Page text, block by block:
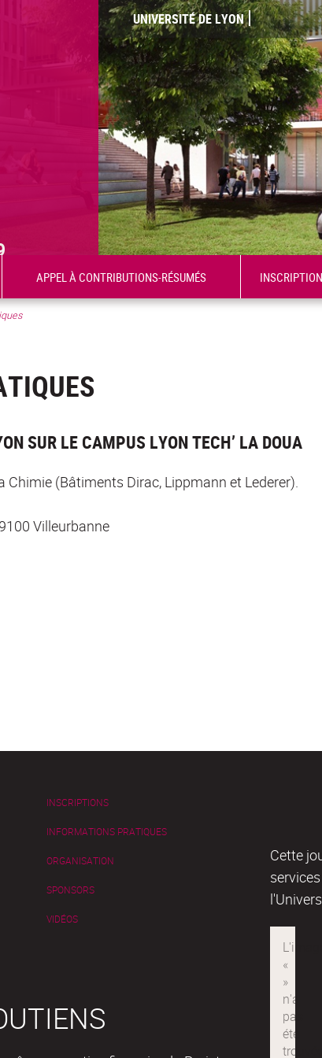
UNIVERSITÉ DE LYON
APPEL À CONTRIBUTIONS-RÉSUMÉS
SUR LE CAMPUS LYON TECH’ LA DOUA
Chimie (Bâtiments Dirac, Lippmann et Lederer).
Villeurbanne
INSCRIPTIONS
INFORMATIONS PRATIQUES
ORGANISATION
SPONSORS
VIDÉOS
Cette